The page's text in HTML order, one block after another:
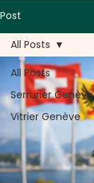
Post
All Posts
Serrurier Genève
Vitrier Genève
All Posts